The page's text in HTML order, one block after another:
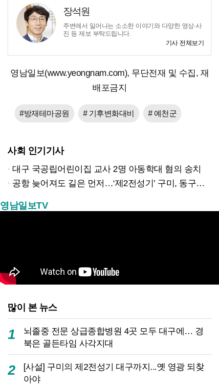
장석원
주변에서 일어나는 소소한 이야기와 다양한 영상·사
진 등 제보 부탁드립니다.
기사 전체보기
영남일보(www.yeongnam.com), 무단전재 및 수집, 재
배포금지
#방재테마공원 # 기후변화대비 # 예천군
사회 인기기사
대구 국공립어린이집 교사 2명 아동학대 혐의 송치
공항 늦어져도 길은 먼저…‘제2전성기’ 구미, 동구미역 더 절실
영남일보TV
많이 본 뉴스
1
뇌졸중 전문 상급종합병원 4곳 모두 대구에… 경
북은 골든타임 사각지대
2
[사설] 구미의 제2전성기 대구까지...옛 영광 되찾
아야